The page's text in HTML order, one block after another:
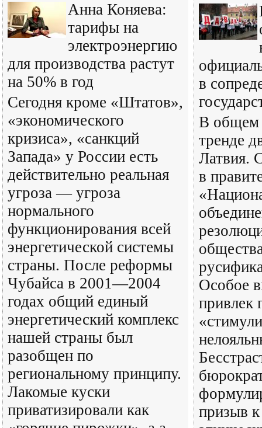
Анна Коняева:
тарифы на
электроэнергию
для производства растут
на 50% в год
Сегодня кроме «Штатов»,
«экономического
кризиса», «санкций
Запада» у России есть
действительно реальная
угроза — угроза
нормального
функционирования всей
энергетической системы
страны. После реформы
Чубайса в 2001—2004
годах общий единый
энергетический комплекс
нашей страны был
разобщен по
региональному принципу.
Лакомые куски
приватизировали как
в
В общем
тренде
Латвия.
в
Особое
привлек
призыв